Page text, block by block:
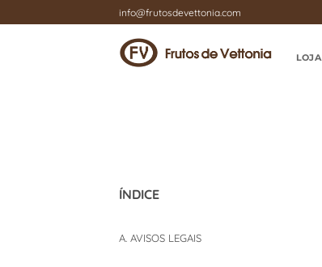
to
info@frutosdevettonia.com
LOJA
ÍNDICE
A. AVISOS LEGAIS